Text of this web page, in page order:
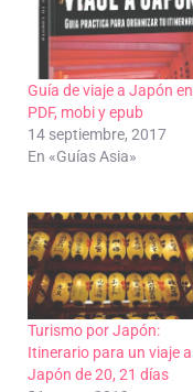
Guía de viaje a Japón en
PDF, mobi y epub
14 septiembre, 2017
En «Guías Asia»
Turismo por Japón:
Itinerario para un viaje a
Japón de 20, 21 días